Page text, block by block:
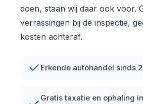
doen, staan wij daar ook voor.
verrassingen bij de inspectie,
kosten achteraf.
Erkende autohandel sinds
Gratis taxatie en ophaling